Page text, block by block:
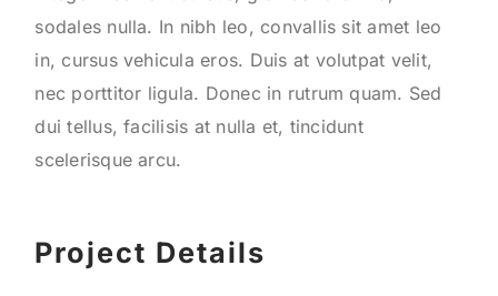
sodales nulla. In nibh leo, convallis sit amet leo
in, cursus vehicula eros. Duis at volutpat velit,
nec porttitor ligula. Donec in rutrum quam. Sed
dui tellus, facilisis at nulla et, tincidunt
scelerisque arcu.
Project Details